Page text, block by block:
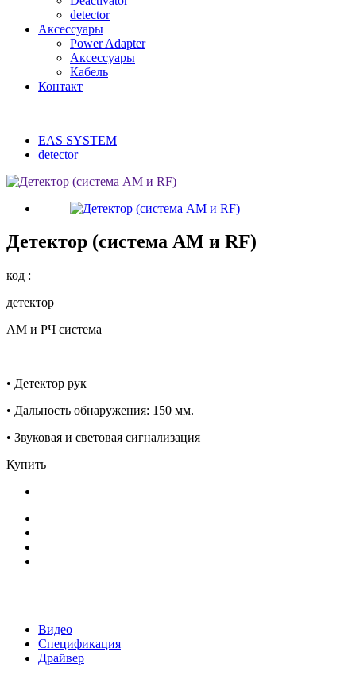
detector
Аксессуары
Power Adapter
Аксессуары
Кабель
Контакт
EAS SYSTEM
detector
Детектор (система AM и RF)
код :
детектор
АМ и РЧ система
• Детектор рук
• Дальность обнаружения: 150 мм.
• Звуковая и световая сигнализация
Купить
Видео
Спецификация
Драйвер